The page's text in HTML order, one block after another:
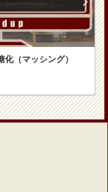
（マッシング）